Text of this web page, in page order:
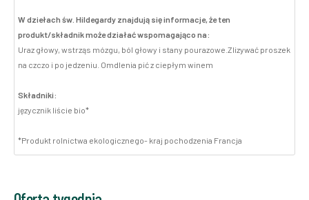
W dziełach św. Hildegardy znajdują się informacje, że ten
produkt/składnik może działać wspomagająco na:
Uraz głowy, wstrząs mózgu, ból głowy i stany pourazowe.Zlizywać proszek
na czczo i po jedzeniu. Omdlenia pić z ciepłym winem
Składniki:
języcznik liście bio*
*Produkt rolnictwa ekologicznego- kraj pochodzenia Francja